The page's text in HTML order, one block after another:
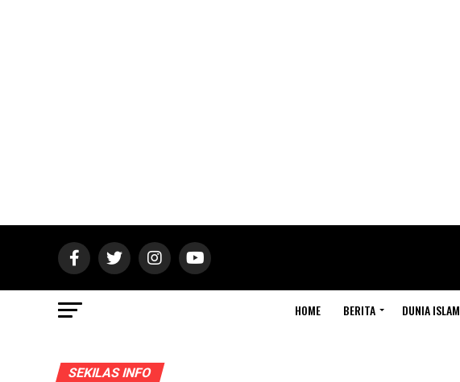
HOME BERITA DUNIA ISLAM
SEKILAS INFO